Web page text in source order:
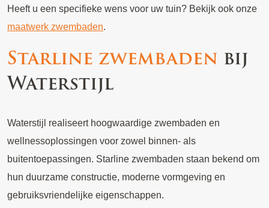
Heeft u een specifieke wens voor uw tuin? Bekijk ook onze
maatwerk zwembaden.
Starline zwembaden bij
Waterstijl
Waterstijl realiseert hoogwaardige zwembaden en
wellnessoplossingen voor zowel binnen- als
buitentoepassingen. Starline zwembaden staan bekend om
hun duurzame constructie, moderne vormgeving en
gebruiksvriendelijke eigenschappen.